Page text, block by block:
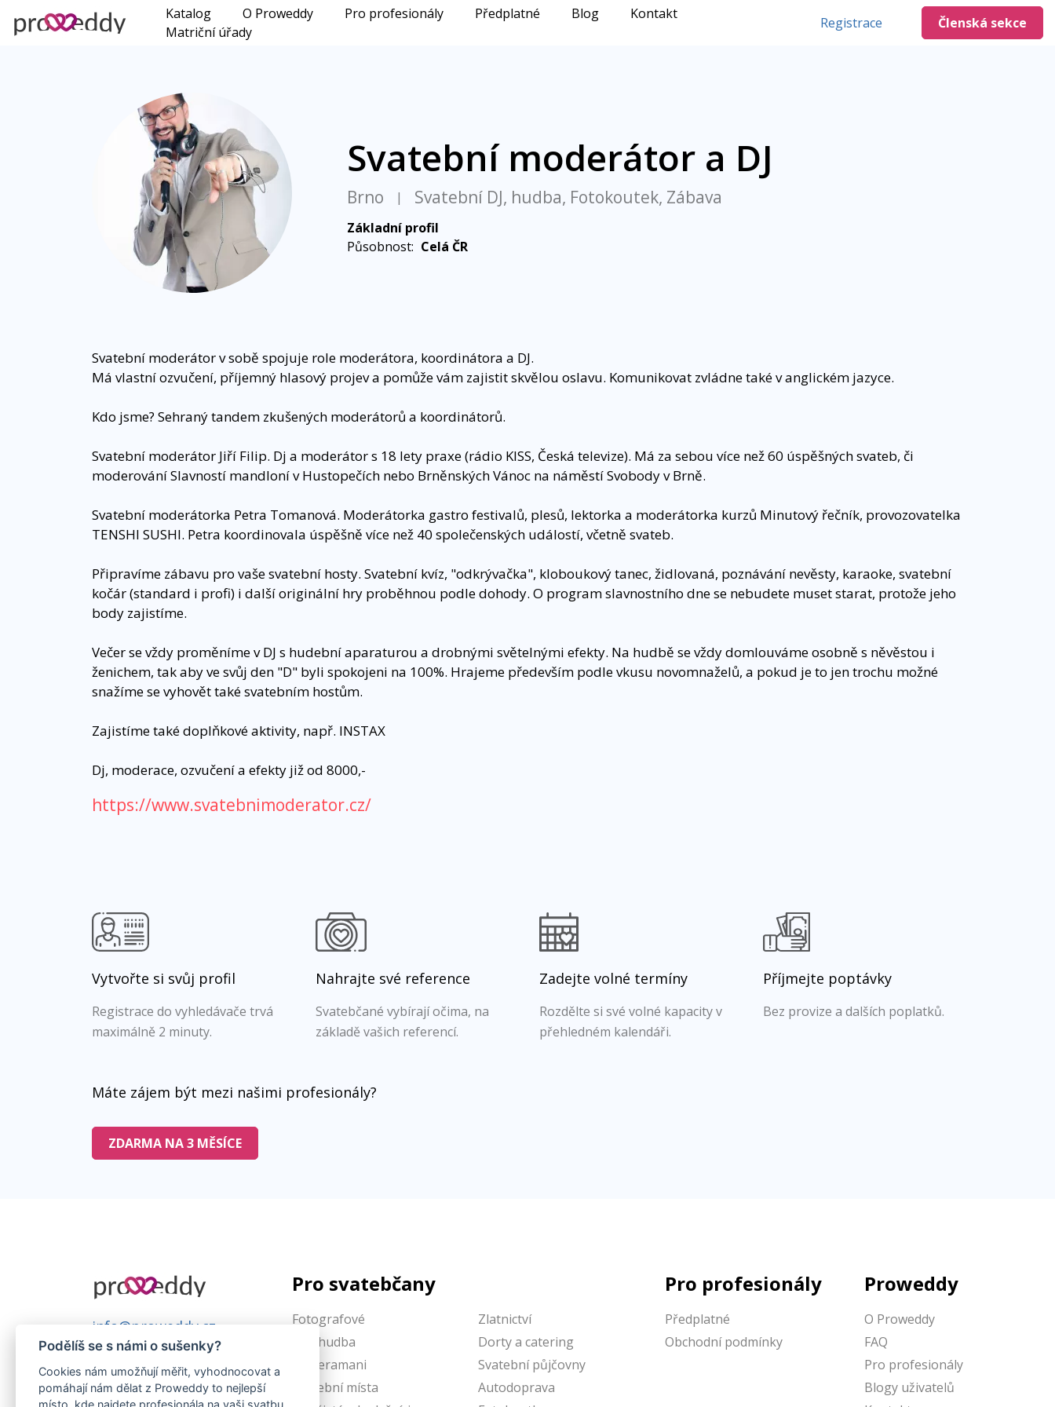
Katalog O Proweddy Pro profesionály Předplatné Blog
Kontakt
Matriční úřady
Registrace Členská sekce
Svatební moderátor a DJ
Brno | Svatební DJ, hudba, Fotokoutek, Zábava
Základní profil
Působnost: Celá ČR
Svatební moderátor v sobě spojuje role moderátora, koordinátora a DJ.
Má vlastní ozvučení, příjemný hlasový projev a pomůže vám zajistit skvělou oslavu. Komunikovat zvládne také v anglickém jazyce.
Kdo jsme? Sehraný tandem zkušených moderátorů a koordinátorů.
Svatební moderátor Jiří Filip. Dj a moderátor s 18 lety praxe (rádio KISS, Česká televize). Má za sebou více než 60 úspěšných svateb, či
moderování Slavností mandloní v Hustopečích nebo Brněnských Vánoc na náměstí Svobody v Brně.
Svatební moderátorka Petra Tomanová. Moderátorka gastro festivalů, plesů, lektorka a moderátorka kurzů Minutový řečník, provozovatelka
TENSHI SUSHI. Petra koordinovala úspěšně více než 40 společenských událostí, včetně svateb.
Připravíme zábavu pro vaše svatební hosty. Svatební kvíz, "odkrývačka", kloboukový tanec, židlovaná, poznávání nevěsty, karaoke, svatební
kočár (standard i profi) i další originální hry proběhnou podle dohody. O program slavnostního dne se nebudete muset starat, protože jeho
body zajistíme.
Večer se vždy proměníme v DJ s hudební aparaturou a drobnými světelnými efekty. Na hudbě se vždy domlouváme osobně s něvěstou i
ženichem, tak aby ve svůj den "D" byli spokojeni na 100%. Hrajeme především podle vkusu novomnaželů, a pokud je to jen trochu možné
snažíme se vyhovět také svatebním hostům.
Zajistíme také doplňkové aktivity, např. INSTAX
Dj, moderace, ozvučení a efekty již od 8000,-
https://www.svatebnimoderator.cz/
Vytvořte si svůj profil
Registrace do vyhledávače trvá
maximálně 2 minuty.
Nahrajte své reference
Svatebčané vybírají očima, na
základě vašich referencí.
Zadejte volné termíny
Rozdělte si své volné kapacity v
přehledném kalendáři.
Příjmejte poptávky
Bez provize a dalších poplatků.
Máte zájem být mezi našimi profesionály?
ZDARMA NA 3 MĚSÍCE
info@proweddy.cz
Pro svatebčany
Fotografové
DJs, hudba
Kameramani
Svatební místa
Zlatnictví
Dorty a catering
Svatební půjčovny
Autodoprava
Pro profesionály
Předplatné
Obchodní podmínky
Proweddy
O Proweddy
FAQ
Pro profesionály
Blogy uživatelů
Podělíš se s námi o sušenky?
Cookies nám umožňují měřit, vyhodnocovat a
pomáhají nám dělat z Proweddy to nejlepší
místo, kde najdete profesionála na vaši svatbu.